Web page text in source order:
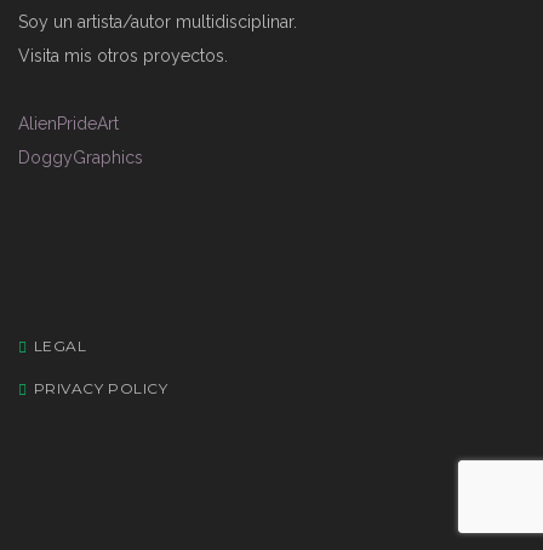
Soy un artista/autor multidisciplinar.
Visita mis otros proyectos.
AlienPrideArt
DoggyGraphics
LEGAL
PRIVACY POLICY